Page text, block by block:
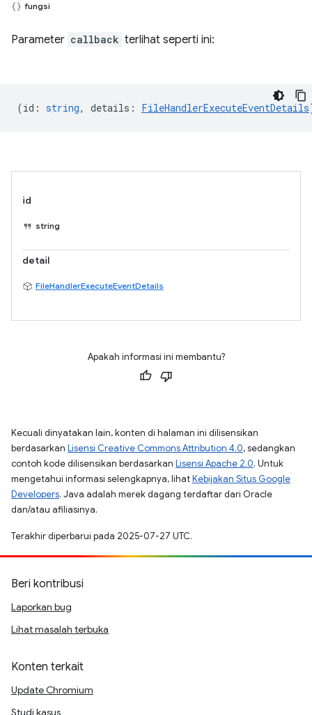
fungsi
Parameter callback terlihat seperti ini:
(id : string, details : FileHandlerExecuteEventDetails
id
string
detail
FileHandlerExecuteEventDetails
Apakah informasi ini membantu?
Kecuali dinyatakan lain, konten di halaman ini dilisensikan
berdasarkan Lisensi Creative Commons Attribution 4.0, sedangkan
contoh kode dilisensikan berdasarkan Lisensi Apache 2.0. Untuk
mengetahui informasi selengkapnya, lihatKebijakan Situs Google
Developers. Java adalah merek dagang terdaftar dari Oracle
dan/atau afiliasinya.
Terakhir diperbarui pada 2025-07-27 UTC.
Beri kontribusi
Laporkan bug
Lihat masalah terbuka
Konten terkait
Update Chromium
Studi kasus